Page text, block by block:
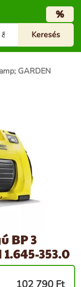
%
GARDEN
BP 3
1.645-353.0
102 790 Ft